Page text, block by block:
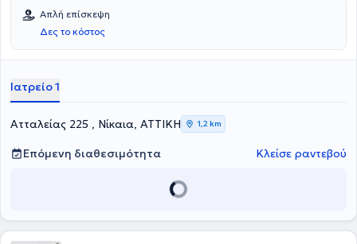
ιατρός στο Τακτικό Διαβητολογικό Ιατρείο της Β' Παθολογικής
Κλινικής του ίδιου Νοσοκομείου. Παράλληλα, είναι Επιμελητής στο
Ογκολογικό Τμήμα της Γενικής Κλινικής Υγείας Μέλαθρον - ΤΥΠΕΤ,
Επιμελητής στο Θεραπευτήριο Κυψέλης και Επιστημονικός
πλήθος υπηρεσιών, εξατομικευμένες για τις ανάγκες εκάστοτε
ασθενούς.
Απλή επίσκεψη
Δες το κόστος
Ιατρείο 1
Ατταλείας 225 , Νίκαια, ΑΤΤΙΚΗ 1,2 km
Επόμενη διαθεσιμότητα Κλείσε ραντεβού